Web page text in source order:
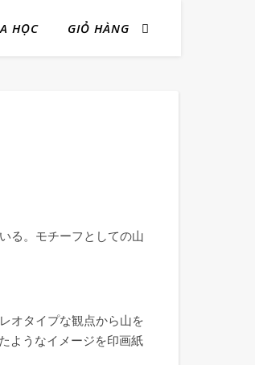
HỌC GIỎ HÀNG
る。モチーフとしての山
オタイプな観点から山を
ようなイメージを印画紙